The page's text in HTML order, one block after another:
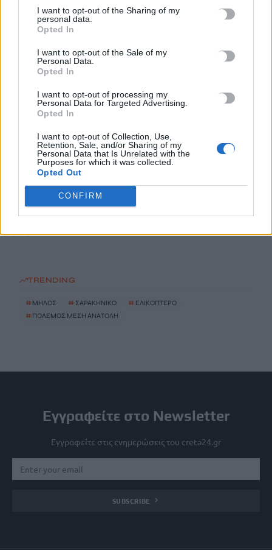
I want to opt-out of the Sharing of my
personal data.
Opted In
I want to opt-out of the Sale of my
Personal Data.
Opted In
I want to opt-out of processing my
Personal Data for Targeted Advertising.
Opted In
I want to opt-out of Collection, Use,
Retention, Sale, and/or Sharing of my
Personal Data that Is Unrelated with the
Purposes for which it was collected.
Opted Out
CONFIRM
Ηράκλειο: Ο Χανς δόθηκε για υιοθεσία από το Κυνοκομείο και
σκοτώθηκε από τον ιδιοκτήτη του – Η καταγγελία της
9 Αυγούστου, 2026
Τραγωδία στα Μάλια: Νεκρός 64χρονος στη θάλασσα
9 Αυγούστου, 2026
Ριπές ανέμου έως 110 χλμ/ώρα στην Κρήτη -Στο «κόκκινο»
μέχρι την Τετάρτη
9 Αυγούστου, 2026
Ερυθρός Σταυρός: Νοσηλεύτρια στα Επείγοντα
ξυλοκοπήθηκε βάναυσα από ασθενή
9 Αυγούστου, 2026
TRENDING
# ΜΗΛΟΣ # ΣΑΡΑΚΗΝΙΚΟ # ΕΛΙΚΟΠΤΕΡΟ
# ΠΟΛΕΜΟΣ ΜΕΣΗ ΑΝΑΤΟΛΗ
Εγγραφείτε στο Newsletter
Εγγραφείτε στις ενημερώσεις του creta24.gr
SUBSCRIBE